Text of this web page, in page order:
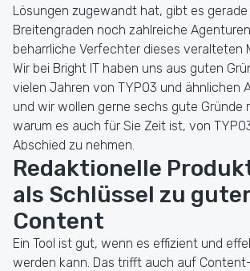
Lösungen zugewandt hat, gibt es gerade
Breitengraden noch zahlreiche
beharrliche Verfechter dieses veralteten
Wir bei Bright IT haben uns aus guten
vielen Jahren von TYPO3 und ähnlichen
und wir wollen gerne sechs gute Gründe
warum es auch für Sie Zeit ist, von
Abschied zu nehmen.
Redaktionelle
als Schlüssel zu
Content
Ein Tool ist gut, wenn es effizient und
werden kann. Das trifft auch auf